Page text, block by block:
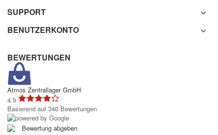
SUPPORT
BENUTZERKONTO
BEWERTUNGEN
Atmos Zentrallager GmbH
4.9
Basierend auf 340 Bewertungen
Bewertung abgeben